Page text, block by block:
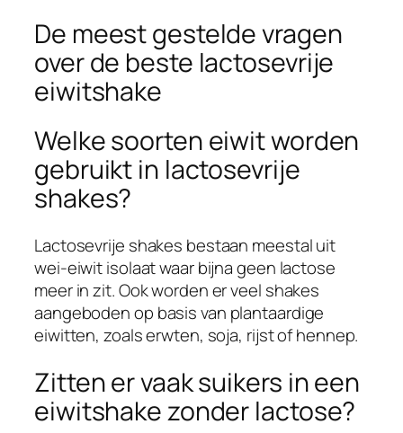
De meest gestelde vragen
over de beste lactosevrije
eiwitshake
Welke soorten eiwit worden
gebruikt in lactosevrije
shakes?
Lactosevrije shakes bestaan meestal uit
wei-eiwit isolaat waar bijna geen lactose
meer in zit. Ook worden er veel shakes
aangeboden op basis van plantaardige
eiwitten, zoals erwten, soja, rijst of hennep.
Zitten er vaak suikers in een
eiwitshake zonder lactose?